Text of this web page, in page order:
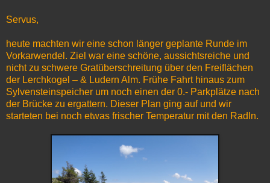
Servus,
heute machten wir eine schon länger geplante Runde im
Vorkarwendel. Ziel war eine schöne, aussichtsreiche und
nicht zu schwere Gratüberschreitung über den Freiflächen
der Lerchkogel – & Ludern Alm. Frühe Fahrt hinaus zum
Sylvensteinspeicher um noch einen der 0.- Parkplätze nach
der Brücke zu ergattern. Dieser Plan ging auf und wir
starteten bei noch etwas frischer Temperatur mit den Radln.